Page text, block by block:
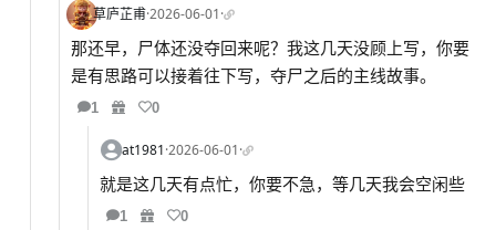
草庐芷甫·2026-06-01·
那还早，尸体还没夺回来呢？我这几天没顾上写，你要
是有思路可以接着往下写，夺尸之后的主线故事。
1 0
at1981·2026-06-01·
就是这几天有点忙，你要不急，等几天我会空闲些
1 0